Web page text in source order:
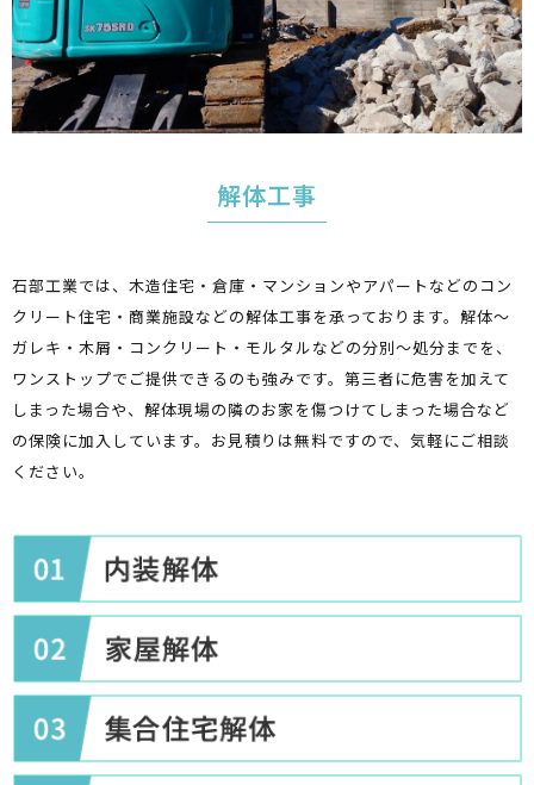
解体工事
石部工業では、木造住宅・倉庫・マンションやアパートなどのコン
クリート住宅・商業施設などの解体工事を承っております。解体～
ガレキ・木屑・コンクリート・モルタルなどの分別～処分までを、
ワンストップでご提供できるのも強みです。第三者に危害を加えて
しまった場合や、解体現場の隣のお家を傷つけてしまった場合など
の保険に加入しています。お見積りは無料ですので、気軽にご相談
ください。